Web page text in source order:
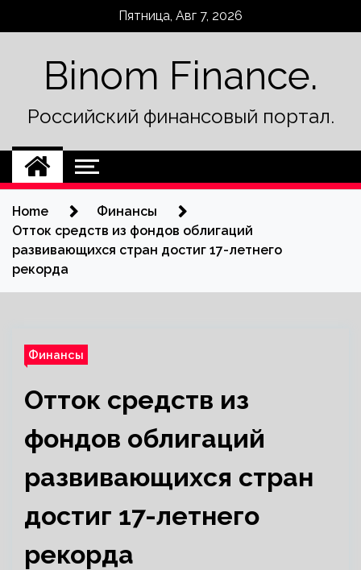
Пятница, Авг 7, 2026
Binom Finance.
Российский финансовый портал.
Home
Финансы
Отток средств из фондов облигаций
развивающихся стран достиг 17-летнего
рекорда
Финансы
Отток средств из
фондов облигаций
развивающихся стран
достиг 17-летнего
рекорда